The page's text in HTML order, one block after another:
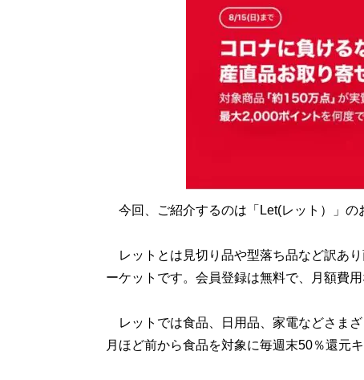
今回、ご紹介するのは「Let(レット）」の
レットとは見切り品や型落ち品など訳あ
ーケットです。会員登録は無料で、月額費用
レットでは食品、日用品、家電などさま
月ほど前から食品を対象に毎週末50％還元